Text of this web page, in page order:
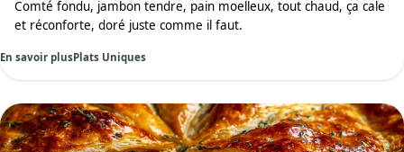
Comté fondu, jambon tendre, pain moelleux, tout chaud, ça cale
et réconforte, doré juste comme il faut.
En savoir plusPlats Uniques